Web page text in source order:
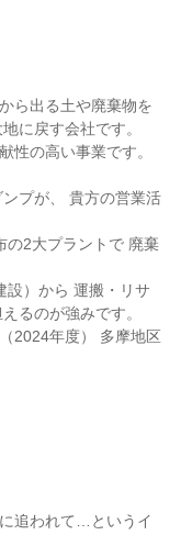
ら出る土や廃棄物を
に戻す会社です。
性の高い事業です。
プが、 貴方の営業活
2大プラントで 廃棄
）から 運搬・リサ
るのが強みです。
2024年度） 多摩地区
追われて…というイ